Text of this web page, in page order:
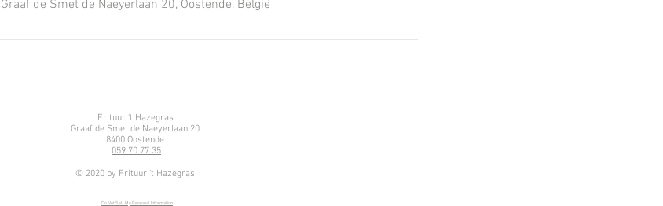
Graaf de Smet de Naeyerlaan 20, Oostende, België
Frituur 't Hazegras
Graaf de Smet de Naeyerlaan 20
8400 Oostende
059 70 77 35
© 2020 by Frituur 't Hazegras
Do Not Sell My Personal Information